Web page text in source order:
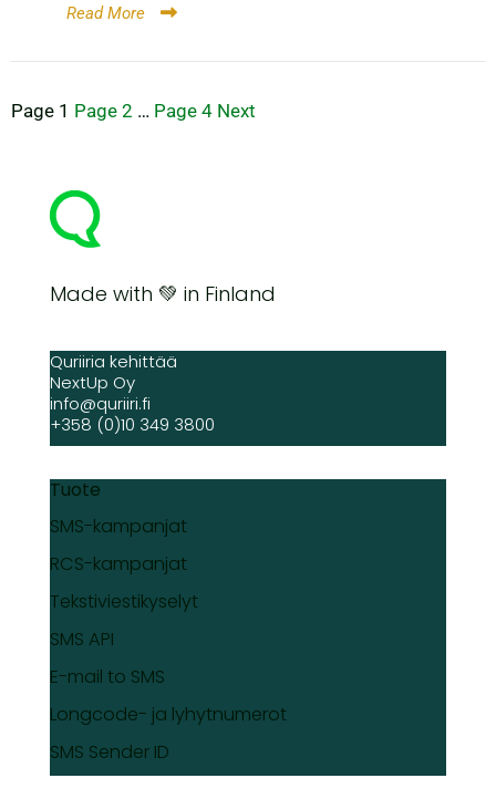
Read More
Artikkelien
Page 1 Page 2 … Page 4 Next
Made with 💚 in Finland
Quriiria kehittää
NextUp Oy
info@quriiri.fi
+358 (0)10 349 3800
Tuote
SMS-kampanjat
RCS-kampanjat
Tekstiviestikyselyt
SMS API
E-mail to SMS
Longcode- ja lyhytnumerot
SMS Sender ID